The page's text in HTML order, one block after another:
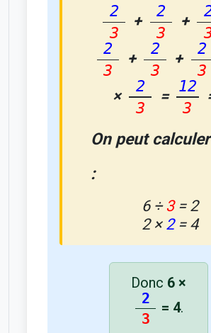
2
3
+
2
3
+
2
3
+
2
3
+
2
3
×
2
3
=
12
3
On peut
:
6 ÷ 3= 2
2 × 2= 4
Donc 6 ×
2
3
= 4.